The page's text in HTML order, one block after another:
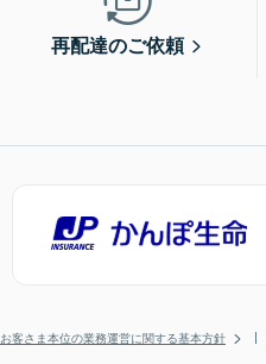
再配達のご依頼
お客さま本位の業務運営に関する基本方針